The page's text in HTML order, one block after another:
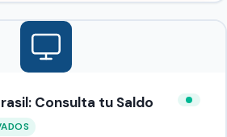
Consulta tu Saldo